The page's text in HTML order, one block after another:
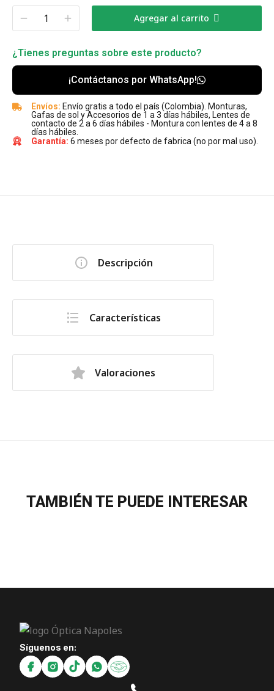
Agregar al carrito
¿Tienes preguntas sobre este producto?
¡Contáctanos por WhatsApp!
Envíos: Envío gratis a todo el país (Colombia). Monturas,
Gafas de sol y Accesorios de 1 a 3 días hábiles, Lentes de
contacto de 2 a 6 días hábiles - Montura con lentes de 4 a 8
días hábiles.
Garantía: 6 meses por defecto de fabrica (no por mal uso).
Descripción
Características
Valoraciones
TAMBIÉN TE PUEDE INTERESAR
Síguenos en: